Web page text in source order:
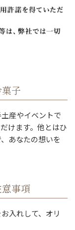
子
産やイベントで
けます。他とはひ
あなたの想いを
事項
入れして、オリ